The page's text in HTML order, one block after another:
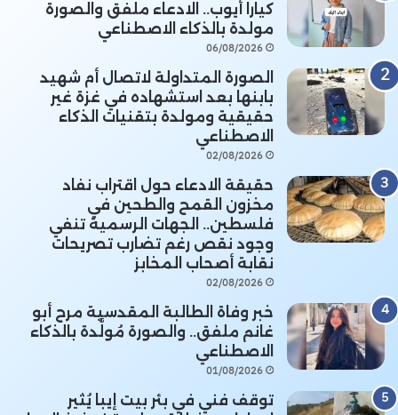
كيارا أيوب.. الادعاء ملفق والصورة
مولدة بالذكاء الاصطناعي
06/08/2026
الصورة المتداولة لاتصال أم شهيد
بابنها بعد استشهاده في غزة غير
حقيقية ومولدة بتقنيات الذكاء
الاصطناعي
02/08/2026
حقيقة الادعاء حول اقتراب نفاد
مخزون القمح والطحين في
فلسطين.. الجهات الرسمية تنفي
وجود نقص رغم تضارب تصريحات
نقابة أصحاب المخابز
02/08/2026
خبر وفاة الطالبة المقدسية مرح أبو
غانم ملفق.. والصورة مُولَّدة بالذكاء
الاصطناعي
01/08/2026
توقف فني في بئر بيت إيبا يُثير